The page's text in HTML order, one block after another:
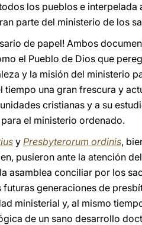
los pueblos e
parte del ministerio de los
de papel! Ambos
el Pueblo de Dios que
y la misión del ministerio
una gran frescura y
cristianas y a su
el ministerio ordenado.
y Presbyterorum ordinis,
pusieron ante la atención
asamblea conciliar por los
futuras generaciones de
ministerial y, al mismo
de un sano desarrollo